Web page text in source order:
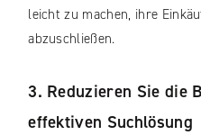
leicht zu machen, ihre
abzuschließen.
3. Reduzieren Sie die
effektiven Suchlösung